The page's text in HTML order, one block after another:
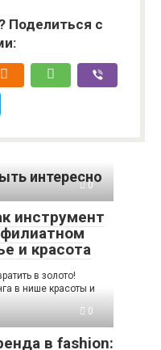
Поделиться с
интересно
0
инструмент
и красота
в золото!
в нише красоты и
0
в fashion: